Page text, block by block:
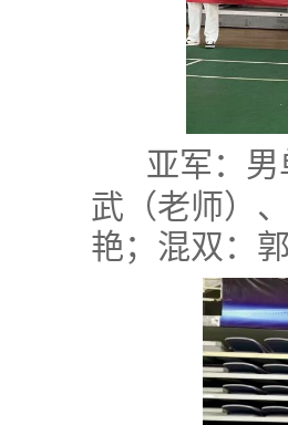
亚军：
武（老师）
艳； 混双：